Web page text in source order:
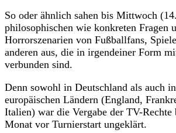
So oder ähnlich sahen bis Mittwoch
philosophischen wie konkreten Fragen
Horrorszenarien von Fußballfans,
anderen aus, die in irgendeiner Form
verbunden sind.
Denn sowohl in Deutschland als auch
europäischen Ländern (England,
Italien) war die Vergabe der TV-Rechte
Monat vor Turnierstart ungeklärt.